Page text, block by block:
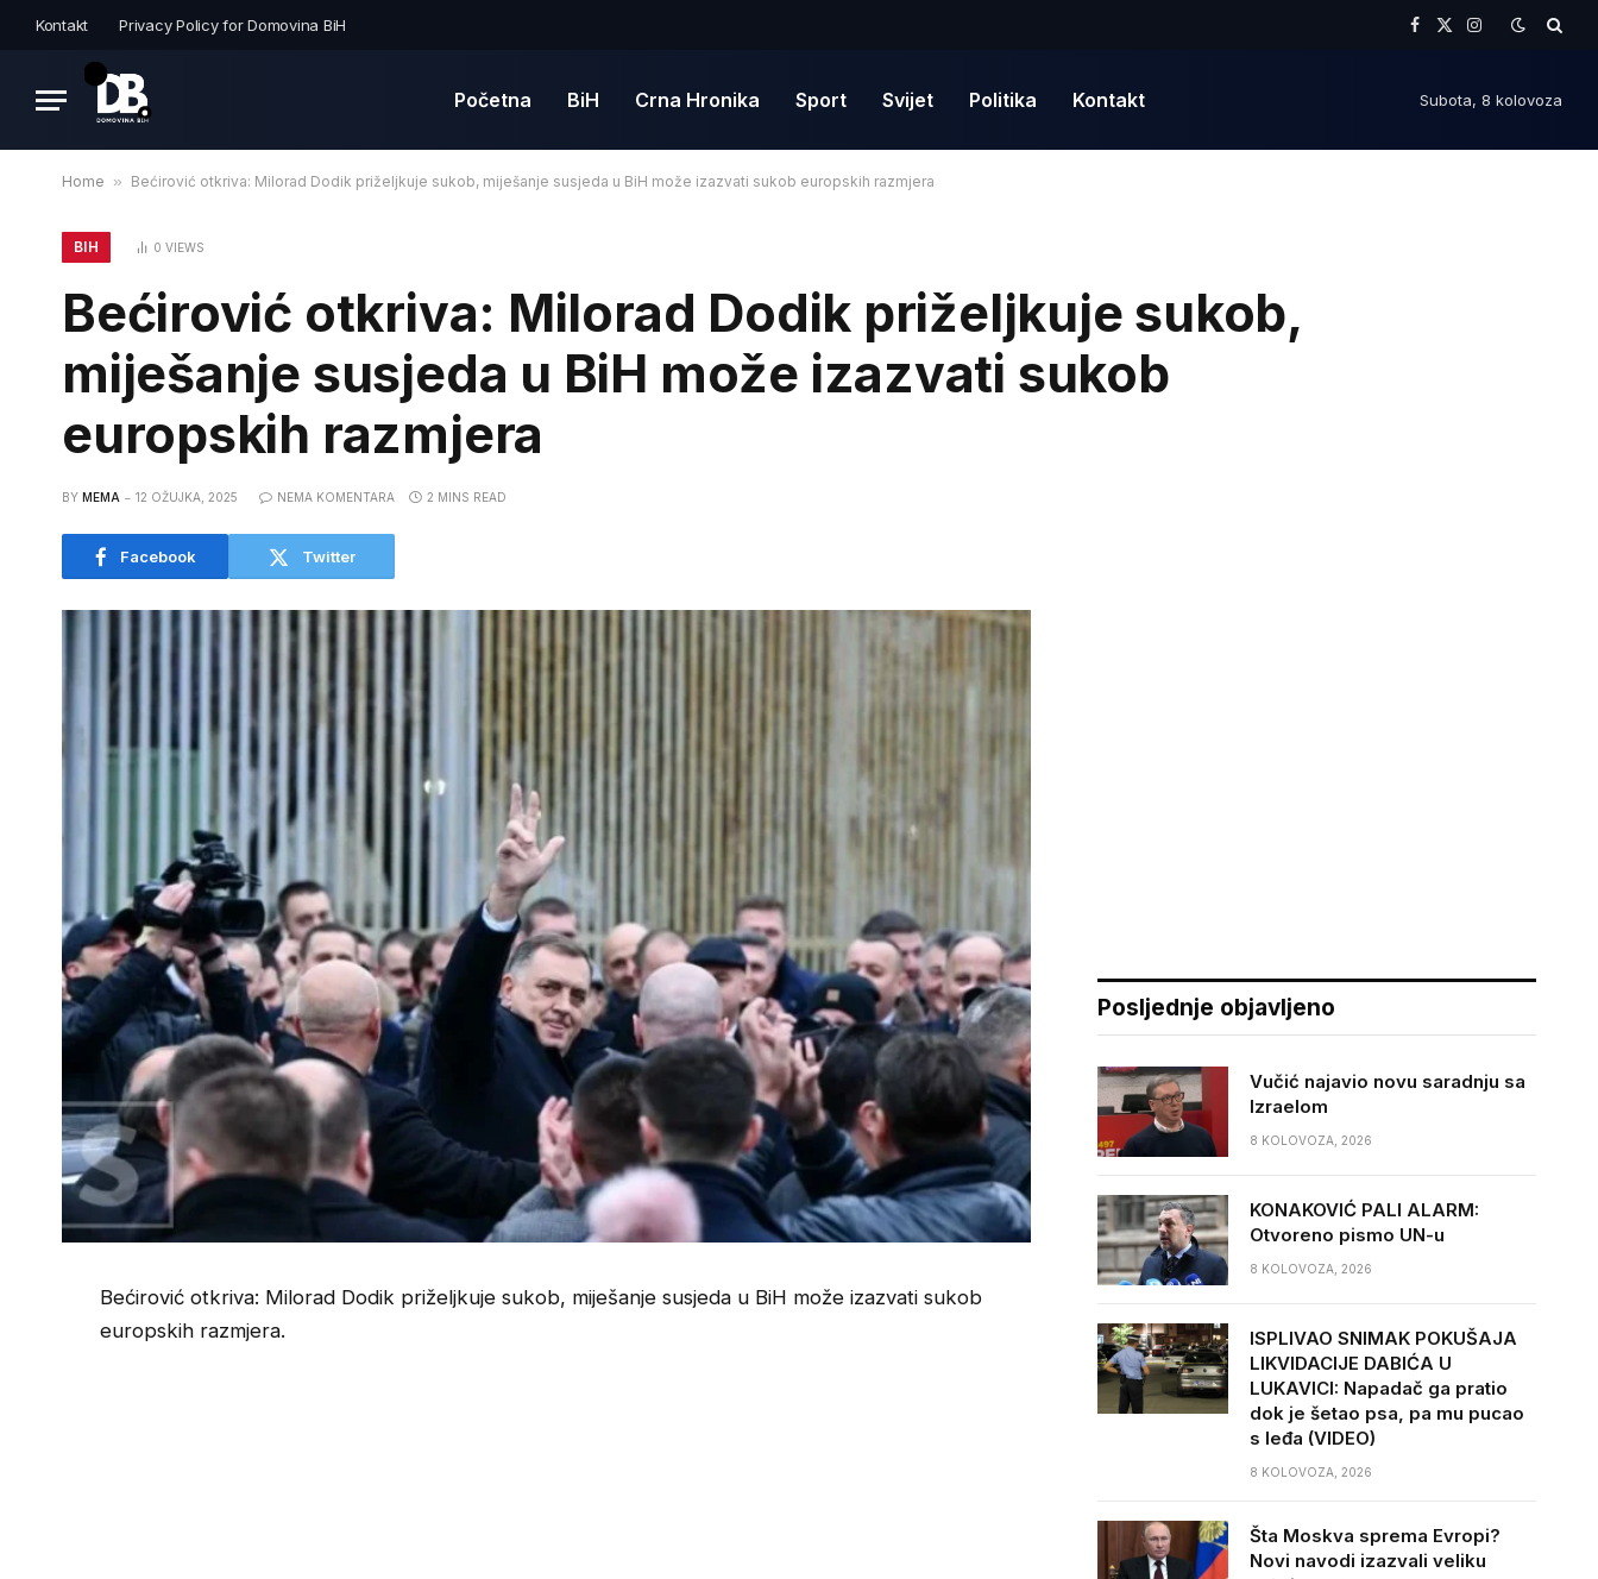
Kontakt Privacy Policy for Domovina BiH
Facebook
X
Instagram
Početna BiH Crna Hronika Sport Svijet Politika Kontakt Subota, 8 kolovoza
Home » Bećirović otkriva: Milorad Dodik priželjkuje sukob, miješanje susjeda u BiH može izazvati sukob europskih razmjera
BIH 0VIEWS
Bećirović otkriva: Milorad Dodik priželjkuje sukob,
miješanje susjeda u BiH može izazvati sukob
europskih razmjera
BY MEMA 12 OŽUJKA, 2025 NEMA KOMENTARA 2 MINS READ
Facebook Twitter
Bećirović otkriva: Milorad Dodik priželjkuje sukob, miješanje susjeda u BiH može izazvati sukob
europskih razmjera.
Posljednje objavljeno
Vučić najavio novu saradnju sa
Izraelom
8 KOLOVOZA, 2026
KONAKOVIĆ PALI ALARM:
Otvoreno pismo UN-u
8 KOLOVOZA, 2026
ISPLIVAO SNIMAK POKUŠAJA
LIKVIDACIJE DABIĆA U
LUKAVICI: Napadač ga pratio
dok je šetao psa, pa mu pucao
s leđa (VIDEO)
8 KOLOVOZA, 2026
Šta Moskva sprema Evropi?
Novi navodi izazvali veliku